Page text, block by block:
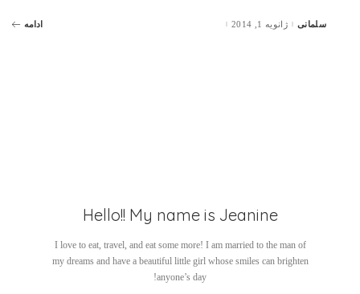
Postedسلمانی ژانویه 1, 2014 ادامه
Hello!! My name is Jeanine
I love to eat, travel, and eat some more! I am married to the man of
my dreams and have a beautiful little girl whose smiles can brighten
anyone’s day!